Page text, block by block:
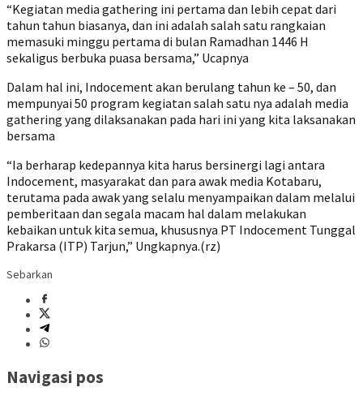
“Kegiatan media gathering ini pertama dan lebih cepat dari
tahun tahun biasanya, dan ini adalah salah satu rangkaian
memasuki minggu pertama di bulan Ramadhan 1446 H
sekaligus berbuka puasa bersama,” Ucapnya
Dalam hal ini, Indocement akan berulang tahun ke – 50, dan
mempunyai 50 program kegiatan salah satu nya adalah media
gathering yang dilaksanakan pada hari ini yang kita laksanakan
bersama
“Ia berharap kedepannya kita harus bersinergi lagi antara
Indocement, masyarakat dan para awak media Kotabaru,
terutama pada awak yang selalu menyampaikan dalam melalui
pemberitaan dan segala macam hal dalam melakukan
kebaikan untuk kita semua, khususnya PT Indocement Tunggal
Prakarsa (ITP) Tarjun,” Ungkapnya.(rz)
Sebarkan
Navigasi pos